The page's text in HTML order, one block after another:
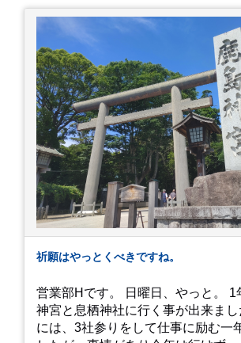
は、、！！ 駅前ショッピングモー
たのでお買い物をしつつ待機して
バーグはレアな焼き加減でとって
最高に美味しかったです！！目の
カットしてくれるのもとっても良
れは何個でも行けてしまう勢い、、！！
静岡へ行く予定がありましたら是
って見てください！予約は行って
で、時と場合とタイミングと要相談
す、、！！！
祈願はやっとくべきですね。
営業部Hです。 日曜日、やっと。 1年ぶりに鹿島
神宮と息栖神社に行く事が出来ま
には、3社参りをして仕事に励む一